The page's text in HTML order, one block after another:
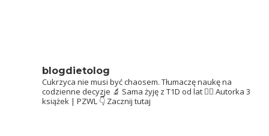
blogdietolog
Cukrzyca nie musi być chaosem. Tłumaczę naukę na
codzienne decyzje 🔬 Sama żyję z T1D od lat 👩‍⚕️ Autorka 3
książek | PZWL 👇 Zacznij tutaj